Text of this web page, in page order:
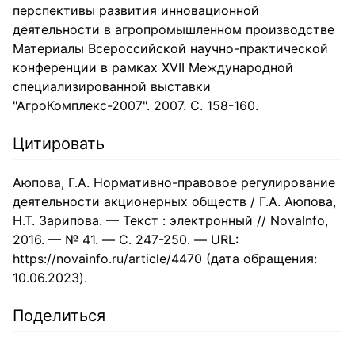
перспективы развития инновационной
деятельности в агропромышленном производстве
Материалы Всероссийской научно-практической
конференции в рамках XVII Международной
специализированной выставки
"АгроКомплекс-2007". 2007. С. 158-160.
Цитировать
Аюпова, Г.А. Нормативно-правовое регулирование
деятельности акционерных обществ / Г.А. Аюпова,
Н.Т. Зарипова. — Текст : электронный // NovaInfo,
2016. — № 41. — С. 247-250. — URL:
https://novainfo.ru/article/4470 (дата обращения:
10.06.2023).
Поделиться